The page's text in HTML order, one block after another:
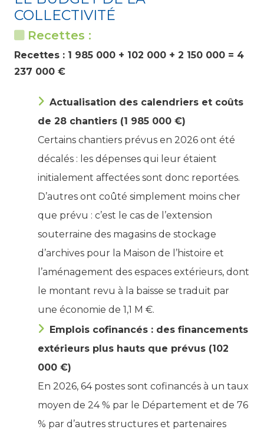
COLLECTIVITÉ
Recettes :
Recettes : 1 985 000 + 102 000 + 2 150 000 = 4
237 000 €
Actualisation des calendriers et coûts
de 28 chantiers (1 985 000 €)
Certains chantiers prévus en 2026 ont été
décalés : les dépenses qui leur étaient
initialement affectées sont donc reportées.
D’autres ont coûté simplement moins cher
que prévu : c’est le cas de l’extension
souterraine des magasins de stockage
d’archives pour la Maison de l’histoire et
l’aménagement des espaces extérieurs, dont
le montant revu à la baisse se traduit par
une économie de 1,1 M €.
Emplois cofinancés : des financements
extérieurs plus hauts que prévus (102
000 €)
En 2026, 64 postes sont cofinancés à un taux
moyen de 24 % par le Département et de 76
% par d’autres structures et partenaires